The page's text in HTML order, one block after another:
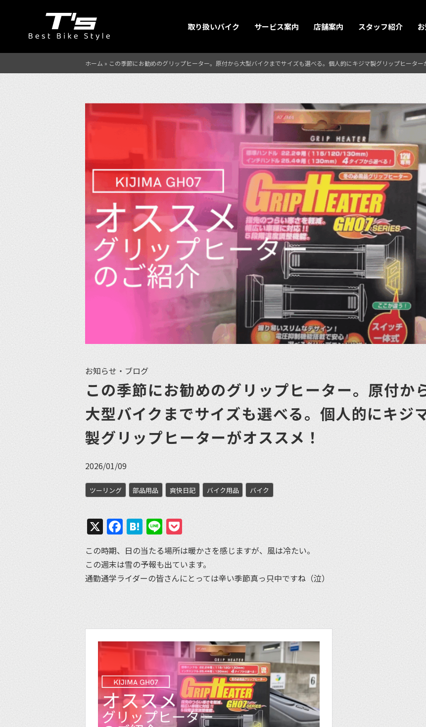
取り扱いバイク サービス案内 店舗案内 スタッフ紹介
ホーム » この季節にお勧めのグリップヒーター。原付から大型バイクまでサイズも選べる。個人的にキジマ製グリップヒーター
お知らせ・ブログ
この季節にお勧めのグリップヒーター。原付か
大型バイクまでサイズも選べる。個人的にキジ
製グリップヒーターがオススメ！
2026/01/09
ツーリング 部品用品 爽快日記 バイク用品 バイク
X Facebook
Hatena
Line
この時期、日の当たる場所は暖かさを感じますが、風は冷たい。
この週末は雪の予報も出ています。
通勤通学ライダーの皆さんにとっては辛い季節真っ只中ですね（泣）